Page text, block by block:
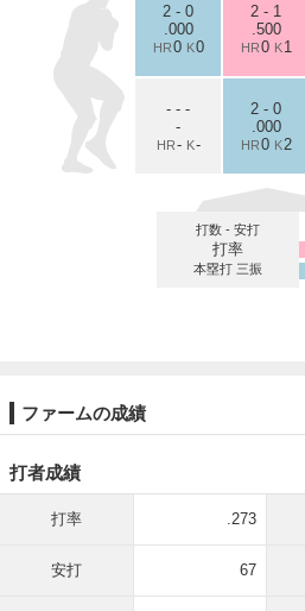
2 - 0
.000
HR0 K0
2 - 1
.500
HR0 K 1
- - -
-
HR- K-
2 - 0
.000
HR0 K 2
打数 - 安打
打率
本塁打 三振
ファームの成績
打者成績
打率 .273
安打 67